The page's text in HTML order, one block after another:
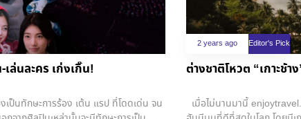
เข้ามาเติมเต็มในแต่ละเพล
เมื่อ 16 ปีก่อน แต่มาเทียบกั
ล่นละคร เก่งเกิ๊น!
ป็นทักษะการร้อง เต้น แรป ที่โดดเด่น จน
2 years ago Editor's Pick
ต่างชาติโหวต “เกาะช้
เมื่อไม่นานมานี้